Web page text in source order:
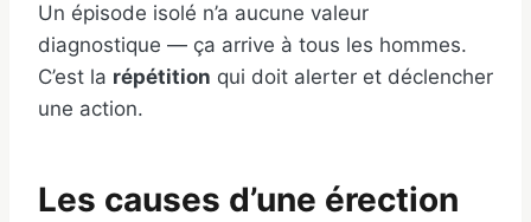
Un épisode isolé n’a aucune valeur
diagnostique — ça arrive à tous les hommes.
C’est la répétition qui doit alerter et déclencher
une action.
Les causes d’une érection